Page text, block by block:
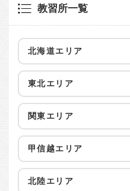
教習所一覧
北海道エリア
東北エリア
関東エリア
甲信越エリア
北陸エリア